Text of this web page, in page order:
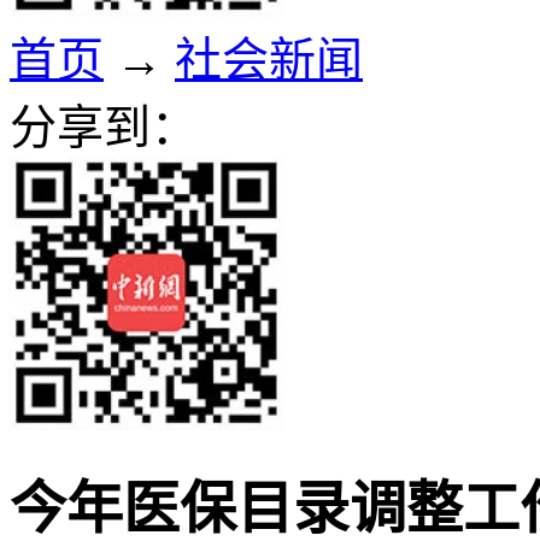
首页 → 社会新闻
分享到：
今年医保目录调整